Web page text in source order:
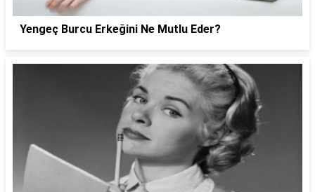
Yengeç Burcu Erkeğini Ne Mutlu Eder?